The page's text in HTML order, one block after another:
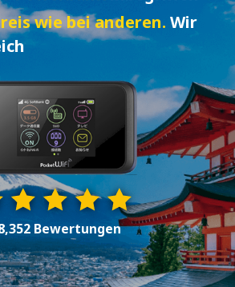
wie bei anderen. Wir
Bewertungen